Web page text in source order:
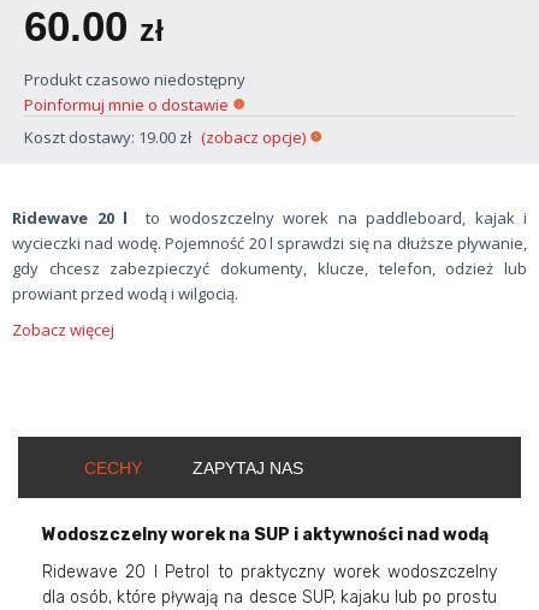
60.00 zł
Poinformuj mnie o dostawie
Produkt czasowo niedostępny
Koszt dostawy: 19.00 zł (zobacz opcje)
Ridewave 20 l
to wodoszczelny worek na paddleboard, kajak i
wycieczki nad wodę. Pojemność 20 l sprawdzi się na dłuższe pływanie,
gdy chcesz zabezpieczyć dokumenty, klucze, telefon, odzież lub
prowiant przed wodą i wilgocią.
Zobacz więcej
CECHY ZAPYTAJ NAS
Wodoszczelny worek na SUP i aktywności nad wodą
Ridewave 20 l Petrol to praktyczny worek wodoszczelny
dla osób, które pływają na desce SUP, kajaku lub po prostu